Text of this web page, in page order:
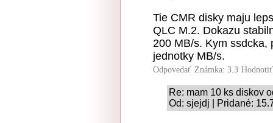
Tie CMR disky maju
QLC M.2. Dokazu
200 MB/s. Kym ssdcka,
jednotky MB/s.
Odpovedať Známka: 3.3
Re: mam 10 ks diskov
Od: sjejdj | Pridané: